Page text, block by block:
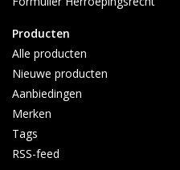
chassisnummer kunnen wij
is, neem gerust contact op:
Topautoparts
Voortsweg 23
7661PD, Vasse.
Afhalen alleen op afspraak
Producten
Alle producten
Nieuwe producten
Aanbiedingen
Merken
Tags
RSS-feed